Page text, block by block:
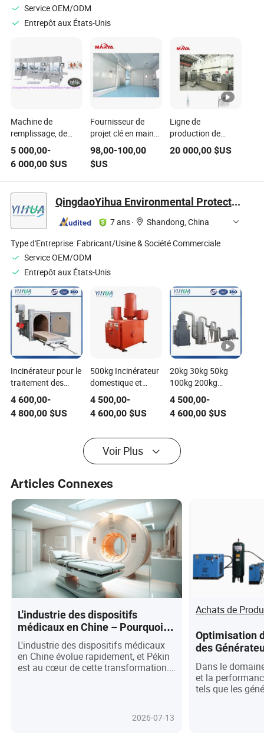
Service OEM/ODM
Entrepôt aux États-Unis
Machine de
remplissage, de
capsulage et
d'étiquetage de
flacons petits à
rotation rapide 5ml
à 100ml pour
solutions médicales
5 000,00-
6 000,00 $US
Fournisseur de
projet clé en main
de salle blanche
stérile modulaire
conforme aux
normes GMP pour
98,00-100,00
$US
Ligne de
production de
remplissage de
seringues en
pharmaceutique de
Chine
20 000,00$US
QingdaoYihua Environmental Protection Co., Ltd.
7 ans·
Shandong, China
Type d'Entreprise: Fabricant/Usine & Société Commerciale
Service OEM/ODM
Entrepôt aux États-Unis
Incinérateur pour le
traitement des
déchets médicaux
hospitaliers et des
déchets ménagers
4 600,00-
4 800,00 $US
500kg Incinérateur
domestique et
médical rural sans
fumée avec une
haute capacité de
4 500,00-
4 600,00$US
20kg 30kg 50kg
100kg 200kg
300kg 500kg
Incinérateur de
déchets médicaux
4 500,00-
4 600,00$US
Voir Plus
Articles Connexes
L'industrie des dispositifs
médicaux en Chine – Pourquoi
Pékin est l'endroit où investir
L'industrie des dispositifs médicaux
en Chine évolue rapidement, et Pékin
est au cœur de cette transformation.
fabrication haut de gamme, les2026-07-13
Achats de
Optimisation
des
Médical :
Fréquence
Dans le
et la
tels que les